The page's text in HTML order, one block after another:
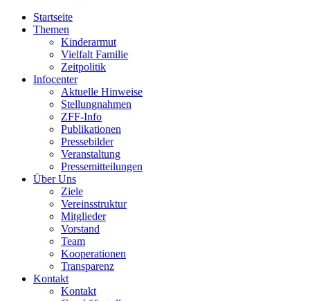
Startseite
Themen
Kinderarmut
Vielfalt Familie
Zeitpolitik
Infocenter
Aktuelle Hinweise
Stellungnahmen
ZFF-Info
Publikationen
Pressebilder
Veranstaltung
Pressemitteilungen
Über Uns
Ziele
Vereinsstruktur
Mitglieder
Vorstand
Team
Kooperationen
Transparenz
Kontakt
Kontakt